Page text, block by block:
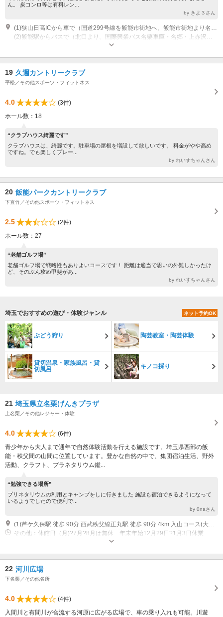
ん。 炭コンロ等は有料レン...
by きよ３さん
(1)狭山日高ICから車で（国道299号線を飯能市街地へ、飯能市街地より名栗方面へ直進約10km)
営業：4月～11月 9:00～17:00 ストアーは通年営業。バーベキュー＆川遊び
19 久邇カントリークラブ
平松／その他スポーツ・フィットネス
4.0
(3件)
ホール数：18
“クラブハウス綺麗です”
クラブハウスは、綺麗です。駐車場の屋根を増設して欲しいです。 料金がやや高め
ですね。でも楽しくプレー...
by れいすちゃんさん
20 飯能パークカントリークラブ
下直竹／その他スポーツ・フィットネス
2.5
(2件)
ホール数：27
“老舗ゴルフ場”
老舗ゴルフ場で戦略性もありよいコースです！ 距離は適当で思いの外難しかったけ
ど、そのぶん攻め甲斐があ...
by れいすちゃんさん
埼玉でおすすめの遊び・体験ジャンル ネット予約OK
ぶどう狩り 陶芸教室・陶芸体験
貸切温泉・家族風呂・貸
切風呂
キノコ採り
21 埼玉県立名栗げんきプラザ
上名栗／その他レジャー・体験
4.0
(6件)
青少年から大人まで通年で自然体験活動を行える施設です。埼玉県西部の飯
能・秩父間の山間に位置しています。豊かな自然の中で、集団宿泊生活、野外
活動、クラフト、プラネタリウム鑑...
“勉強できる場所”
プリネタリウムの利用とキャンプをしに行きました 施設も宿泊できるようになって
いるようでしたので便利で...
by 0naさん
その他：休館日（月)?7月?8月は無休 年末年始12月29日?1月3日休業
22 河川広場
下名栗／その他名所
4.0
(4件)
入間川と有間川が合流する河原に広がる広場で、車の乗り入れも可能。川遊